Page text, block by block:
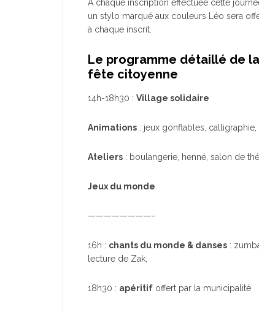
A chaque inscription effectuée cette
un stylo marqué aux couleurs Léo sera
à chaque inscrit.
Le programme détaillé de la
fête citoyenne
14h-18h30 : Village solidaire
Animations : jeux gonflables,
Ateliers : boulangerie, henné, salon de
Jeux du monde
————————-
16h : chants du monde & danses :
lecture de Zak,
18h30 : apéritif offert par la municipalité